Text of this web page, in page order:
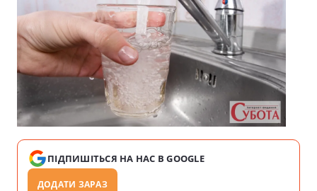
ПІДПИШІТЬСЯ НА НАС В GOOGLE
ДОДАТИ ЗАРАЗ